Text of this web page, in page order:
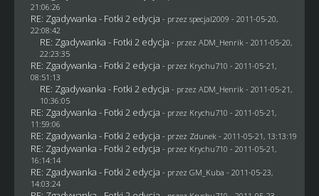
21:06:26
RE: Zgadywanka - Fotki 2 edycja - przez specjal2009 - 2011-05-20,
22:08:42
RE: Zgadywanka - Fotki 2 edycja - przez ADM_Henrik - 2011-05-20,
22:23:35
RE: Zgadywanka - Fotki 2 edycja - przez Krychu710 - 2011-05-21,
08:51:13
RE: Zgadywanka - Fotki 2 edycja - przez ADM_Henrik - 2011-05-21,
10:36:05
RE: Zgadywanka - Fotki 2 edycja - przez Krychu710 - 2011-05-21,
11:59:06
RE: Zgadywanka - Fotki 2 edycja - przez Zdunek - 2011-05-21, 13:13:19
RE: Zgadywanka - Fotki 2 edycja - przez Krychu710 - 2011-05-21,
16:14:14
RE: Zgadywanka - Fotki 2 edycja - przez GM_Kuba - 2011-05-23,
14:03:24